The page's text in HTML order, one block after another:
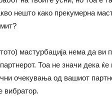
нешто како прекумерна
мастурбација нема да
Тоа не значи дека
очекувања од вашиот
вибратор.